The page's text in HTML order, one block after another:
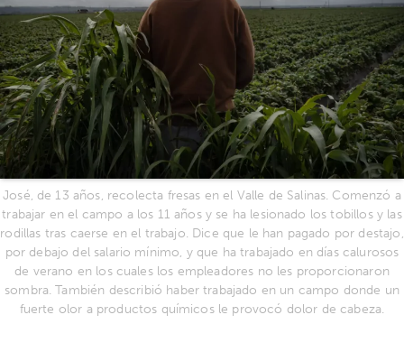
José, de 13 años, recolecta fresas en el Valle de Salinas. Comenzó a
trabajar en el campo a los 11 años y se ha lesionado los tobillos y las
rodillas tras caerse en el trabajo. Dice que le han pagado por destajo,
por debajo del salario mínimo, y que ha trabajado en días calurosos
de verano en los cuales los empleadores no les proporcionaron
sombra. También describió haber trabajado en un campo donde un
fuerte olor a productos químicos le provocó dolor de cabeza.